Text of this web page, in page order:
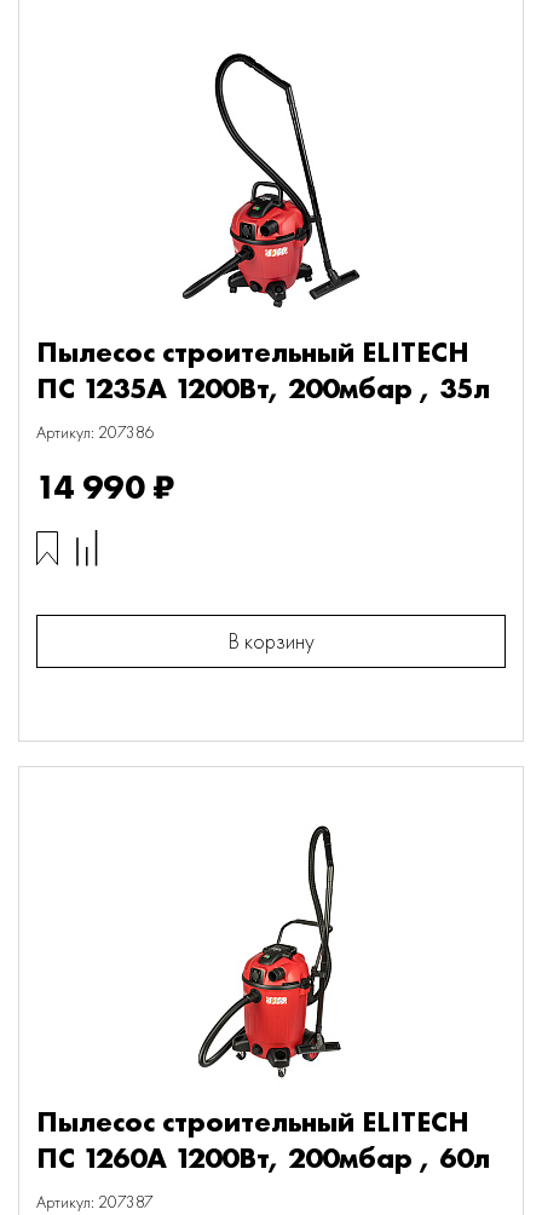
Пылесос строительный ELITECH
ПС 1235А 1200Вт, 200мбар , 35л
Артикул: 207386
14 990 ₽
В корзину
Пылесос строительный ELITECH
ПС 1260А 1200Вт, 200мбар , 60л
Артикул: 207387